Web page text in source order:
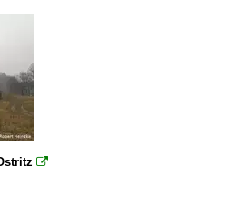
499.0 'Gorilla'
Vychod
Republiky ·ZSR·
